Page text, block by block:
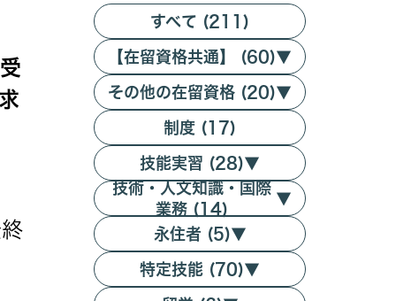
すべて (211)
【在留資格共通】 (60)▼
その他の在留資格 (20)▼
制度 (17)
技能実習 (28)▼
技術・人文知識・国際
業務 (14)
▼
永住者 (5)▼
特定技能 (70)▼